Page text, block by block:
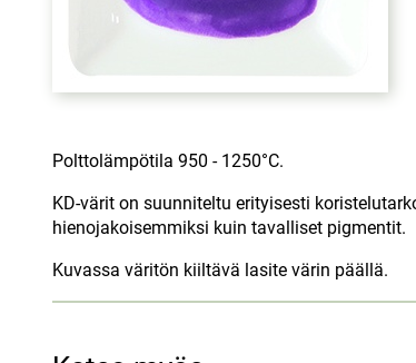
Polttolämpötila 950 - 1250°C.
KD-värit on suunniteltu erityisesti
hienojakoisemmiksi kuin tavalliset pigmentit.
Kuvassa väritön kiiltävä lasite värin päällä.